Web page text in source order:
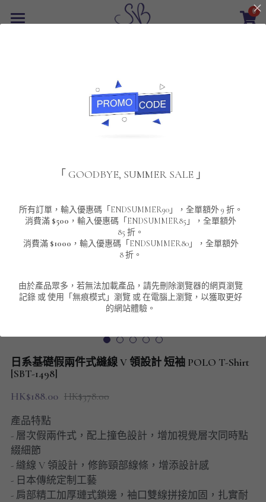
0
重磅純色長袖 T-SHIRT 系列
重磅純色短袖 T-SHIRT 系列
重磅純色 衛衣 系列
男裝恤衫
長袖恤衫
男裝 T-Shirt
長袖 T-SHIRT
短袖 POLO T-Shirt
針織外套
夾棉外套
男裝衛衣
九分褲
短褲
頸鏈及鏈墜
包袋
About Us
搜索
日系基礎假兩件式縫線 V 領設計 短袖 POLO T-Shirt
[SBT-1498]
HK$188.00 HK$378.00
產品特點
- 層次假兩件式，配上撞色設計，增加視覺層次同時點
綴細節
- 縫線 V 領設計，修飾頸部線條，增添設計感
- 日本傳統定制工藝
- 肩部精工加厚璉式鎖邊，袖口雙線拼接加固，扎實耐
×
商品分類
重磅純色 短袖T-Shirt 系列
圓領衛衣
連帽衛衣
針織外套
配飾
頸鏈
男裝長袖T-SHIRT
HOT ITEMS
NEW ARRIVALS
「 GOODBYE, SUMMER SALE 」
所有訂單，輸入優惠碼「ENDSUMMER90」，全單額外 9 折。
消費滿 $500 ，輸入優惠碼「ENDSUMMER85」，全單額外
85 折。
消費滿 $1000 ，輸入優惠碼「ENDSUMMER80」，全單額外
8 折。
由於產品眾多，若無法加載產品，請先刪除瀏覽器的網頁瀏覽
記錄 或 使用「無痕模式」瀏覽 或 在電腦上瀏覽，以獲取更好
的網站體驗。